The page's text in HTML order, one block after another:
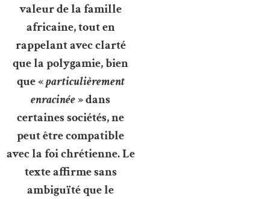
valeur de la famille
africaine, tout en
rappelant avec clarté
que la polygamie, bien
que «particulièrement
enracinée» dans
certaines sociétés, ne
peut être compatible
avec la foi chrétienne. Le
texte affirme sans
ambiguïté que le